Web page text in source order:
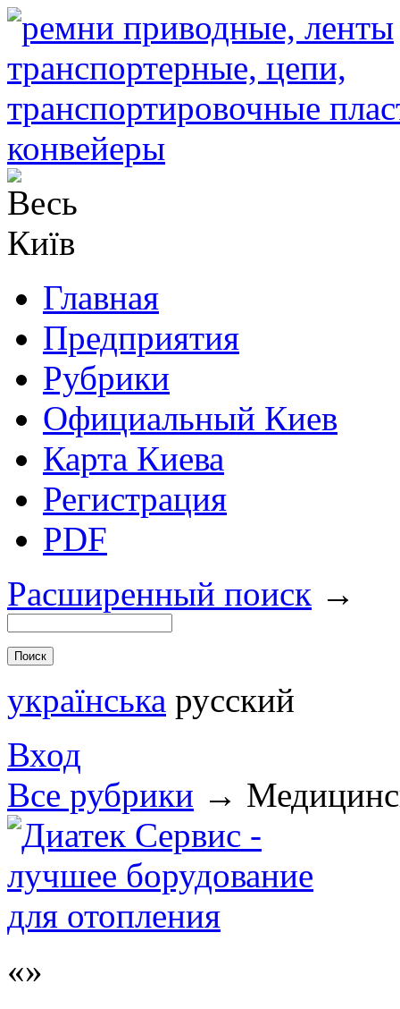
Главная
Предприятия
Рубрики
Официальный Киев
Карта Киева
Регистрация
PDF
Расширенный поиск →
українська русский
Вход
Все рубрики →